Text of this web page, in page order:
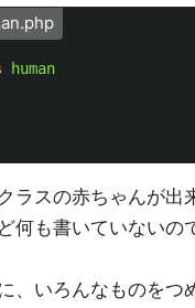
human
ラスの赤ちゃんが出
何も書いていないの
、いろんなものをつ